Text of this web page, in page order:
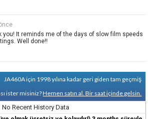
you! It reminds me of the days of slow film speeds
Well done!!
JA460A için 1998 yılına kadar geri giden tam geçmiş
ister misiniz?Hemen satın al. Bir saat içinde gelsin.
No Recent History Data